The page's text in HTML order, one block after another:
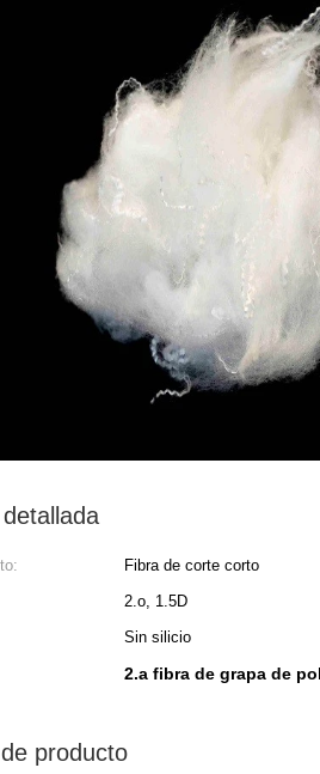
Fibra de corte corto
2.o, 1.5D
Sin silicio
2.a fibra de grapa de
producto